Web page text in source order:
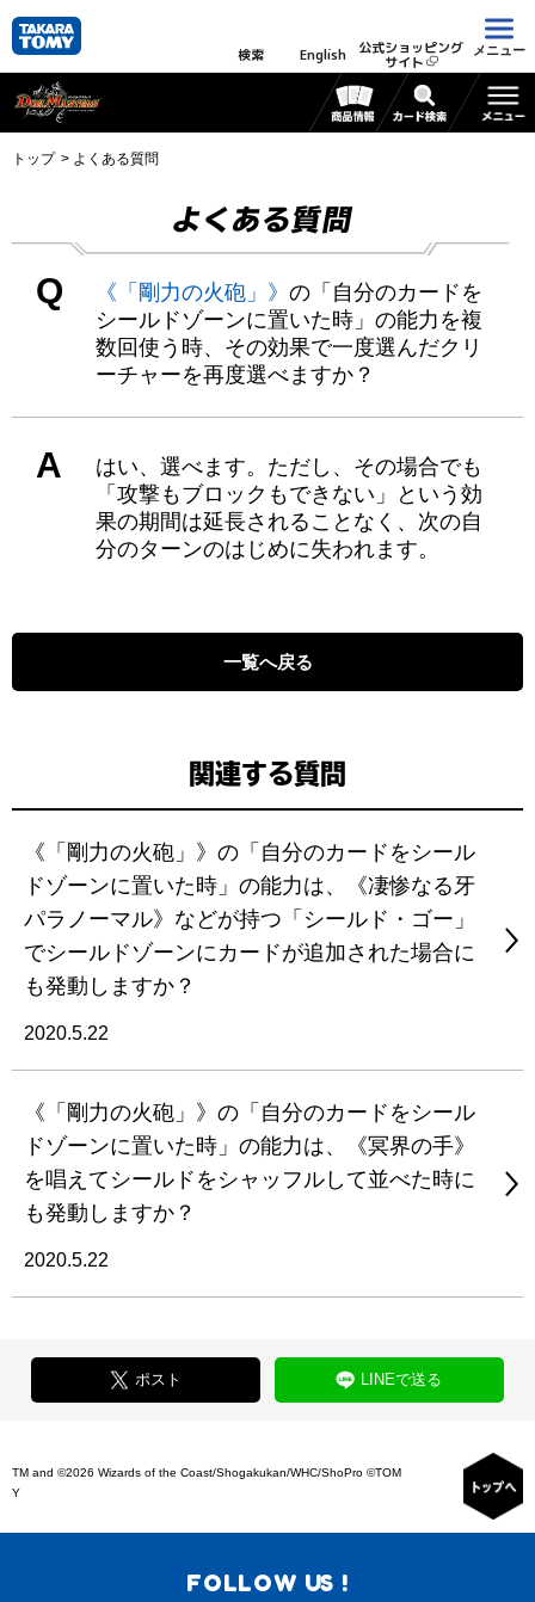
検索 English 公式ショッピング
サイト
メニュー
トップ よくある質問
よくある質問
Q 《「剛力の火砲」》 の「自分のカードを
シールドゾーンに置いた時」の能力を複
数回使う時、その効果で一度選んだクリ
ーチャーを再度選べますか？
A
はい、選べます。ただし、その場合でも
「攻撃もブロックもできない」という効
果の期間は延長されることなく、次の自
分のターンのはじめに失われます。
一覧へ戻る
関連する質問
《「剛力の火砲」》の「自分のカードをシール
ドゾーンに置いた時」の能力は、《凄惨なる牙
パラノーマル》などが持つ「シールド・ゴー」
でシールドゾーンにカードが追加された場合に
も発動しますか？
2020.5.22
《「剛力の火砲」》の「自分のカードをシール
ドゾーンに置いた時」の能力は、《冥界の手》
を唱えてシールドをシャッフルして並べた時に
も発動しますか？
2020.5.22
ポスト LINEで送る
TM and ©2026 Wizards of the Coast/Shogakukan/WHC/ShoPro ©TOM
Y
FOLLOW US !